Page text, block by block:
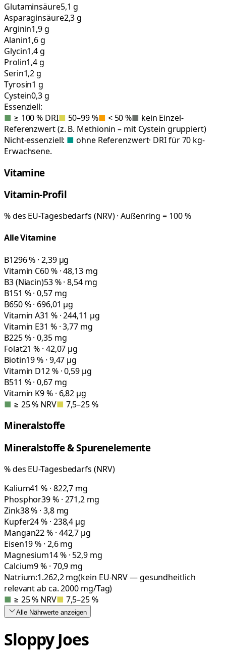
Glutaminsäure5,1 g
Asparaginsäure2,3 g
Arginin1,9 g
Alanin1,6 g
Glycin1,4 g
Prolin1,4 g
Serin1,2 g
Tyrosin1 g
Cystein0,3 g
Essenziell:
■ ≥ 100 % DRI■ 50–99 %■ < 50 %■ kein Einzel-
Referenzwert (z. B. Methionin – mit Cystein gruppiert)
Nicht-essenziell: ■ ohne Referenzwert· DRI für 70 kg-
Erwachsene.
Vitamine
Vitamin-Profil
% des EU-Tagesbedarfs (NRV) · Außenring = 100 %
Alle Vitamine
B1296 % · 2,39 µg
Vitamin C60 % · 48,13 mg
B3 (Niacin)53 % · 8,54 mg
B151 % · 0,57 mg
B650 % · 696,01 µg
Vitamin A31 % · 244,11 µg
Vitamin E31 % · 3,77 mg
B225 % · 0,35 mg
Folat21 % · 42,07 µg
Biotin19 % · 9,47 µg
Vitamin D12 % · 0,59 µg
B511 % · 0,67 mg
Vitamin K9 % · 6,82 µg
■ ≥ 25 % NRV■ 7,5–25 %
Mineralstoffe
Mineralstoffe & Spurenelemente
% des EU-Tagesbedarfs (NRV)
Kalium41 % · 822,7 mg
Phosphor39 % · 271,2 mg
Zink38 % · 3,8 mg
Kupfer24 % · 238,4 µg
Mangan22 % · 442,7 µg
Eisen19 % · 2,6 mg
Magnesium14 % · 52,9 mg
Calcium9 % · 70,9 mg
Natrium:1.262,2mg(kein EU-NRV — gesundheitlich
relevant ab ca. 2000 mg/Tag)
■ ≥ 25 % NRV■ 7,5–25 %
Alle Nährwerte anzeigen
Sloppy Joes